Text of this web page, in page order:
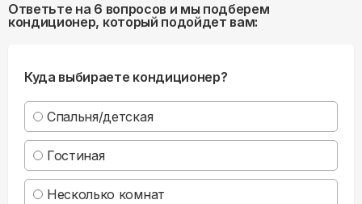
Ответьте на 6 вопросов и мы подберем
кондиционер, который подойдет вам:
Куда выбираете кондиционер?
Спальня/детская
Гостиная
Несколько комнат